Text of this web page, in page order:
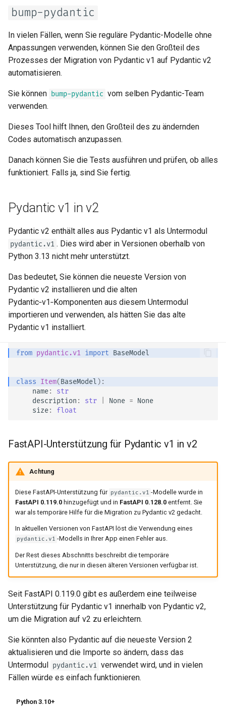
CORS (Cross-Origin Resource
SQL (Relationale)
Datenbanken
mehrere Dateien
JSON Lines streamen
Hintergrundtasks
Dokumentations-URLs
Frontend
Statische Dateien
Testen
Debugging
Fortgeschrittene Python-
Typen
Strikte Content-Type-Prüfung
bump-pydantic
In vielen Fällen, wenn Sie reguläre Pydantic-Modelle ohne
Anpassungen verwenden, können Sie den Großteil des
Prozesses der Migration von Pydantic v1 auf Pydantic v2
automatisieren.
Sie können bump-pydantic vom selben Pydantic-Team
verwenden.
Dieses Tool hilft Ihnen, den Großteil des zu ändernden
Codes automatisch anzupassen.
Danach können Sie die Tests ausführen und prüfen, ob alles
funktioniert. Falls ja, sind Sie fertig. 😎
Pydantic v1 in v2
Pydantic v2 enthält alles aus Pydantic v1 als Untermodul
pydantic.v1 . Dies wird aber in Versionen oberhalb von
Python 3.13 nicht mehr unterstützt.
Das bedeutet, Sie können die neueste Version von
Pydantic v2 installieren und die alten
Pydantic‑v1‑Komponenten aus diesem Untermodul
importieren und verwenden, als hätten Sie das alte
Pydantic v1 installiert.
from pydantic.v1 import BaseModel
class Item(BaseModel ):
name:
str
description : str None = None
size: float
FastAPI-Unterstützung für Pydantic v1 in v2
Achtung
Diese FastAPI-Unterstützung für pydantic.v1 -Modelle wurde in
FastAPI 0.119.0hinzugefügt und in FastAPI 0.128.0entfernt. Sie
war als temporäre Hilfe für die Migration zu Pydantic v2 gedacht.
In aktuellen Versionen von FastAPI löst die Verwendung eines
pydantic.v1 -Modells in Ihrer App einen Fehler aus.
Der Rest dieses Abschnitts beschreibt die temporäre
Unterstützung, die nur in diesen älteren Versionen verfügbar ist.
Seit FastAPI 0.119.0 gibt es außerdem eine teilweise
Unterstützung für Pydantic v1 innerhalb von Pydantic v2,
um die Migration auf v2 zu erleichtern.
Sie könnten also Pydantic auf die neueste Version 2
aktualisieren und die Importe so ändern, dass das
Untermodul pydantic.v1 verwendet wird, und in vielen
Fällen würde es einfach funktionieren.
Python 3.10+